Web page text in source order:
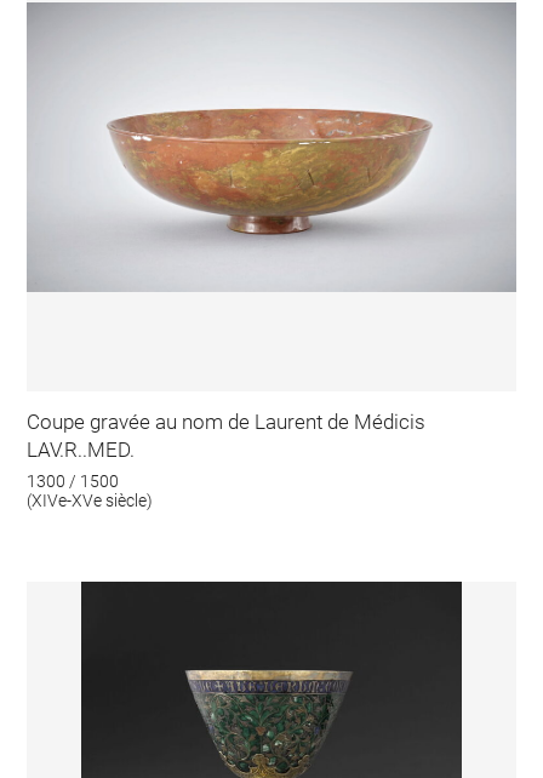
Coupe gravée au nom de Laurent de Médicis
LAV.R..MED.
1300 / 1500
(XIVe-XVe siècle)